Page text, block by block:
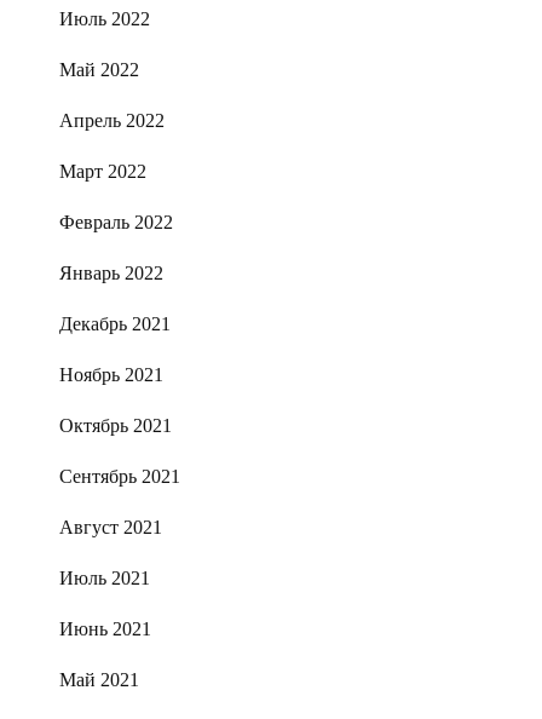
Июль 2022
Май 2022
Апрель 2022
Март 2022
Февраль 2022
Январь 2022
Декабрь 2021
Ноябрь 2021
Октябрь 2021
Сентябрь 2021
Август 2021
Июль 2021
Июнь 2021
Май 2021